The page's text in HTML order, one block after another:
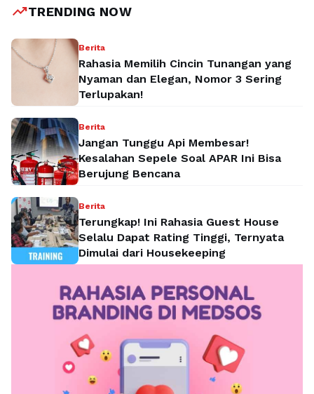
trending_upTRENDING NOW
Berita
Rahasia Memilih Cincin Tunangan yang
Nyaman dan Elegan, Nomor 3 Sering
Terlupakan!
Berita
Jangan Tunggu Api Membesar!
Kesalahan Sepele Soal APAR Ini Bisa
Berujung Bencana
Berita
Terungkap! Ini Rahasia Guest House
Selalu Dapat Rating Tinggi, Ternyata
Dimulai dari Housekeeping